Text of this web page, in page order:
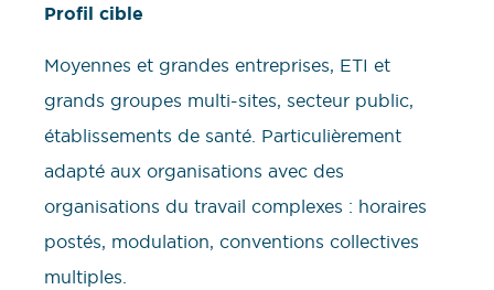
Profil cible
Moyennes et grandes entreprises, ETI et
grands groupes multi-sites, secteur public,
établissements de santé. Particulièrement
adapté aux organisations avec des
organisations du travail complexes : horaires
postés, modulation, conventions collectives
multiples.